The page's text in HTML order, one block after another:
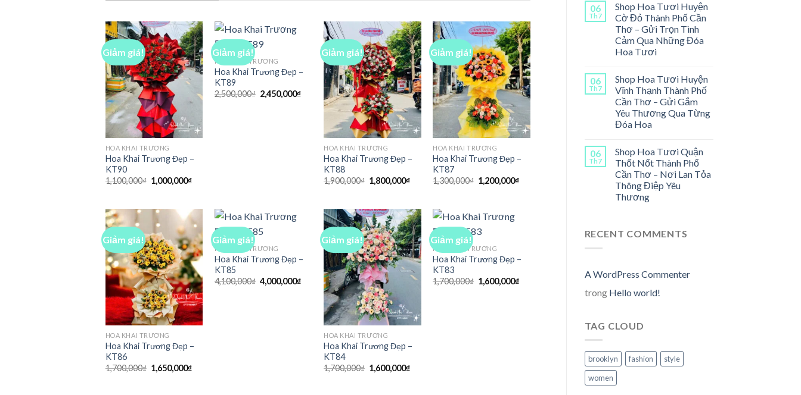
Giảm giá!
HOA KHAI TRƯƠNG
Hoa Khai Trương Đẹp –
KT90
1,100,000₫ Giá
gốc
1,000,000₫Giá
1,000,000₫.
Giảm giá!
HOA KHAI TRƯƠNG
Hoa Khai Trương Đẹp –
KT89
2,500,000₫ Giá
gốc
2,450,000₫Giá
2,450,000₫.
Giảm giá!
HOA KHAI TRƯƠNG
Hoa Khai Trương Đẹp –
KT88
1,900,000₫ Giá
gốc
1,800,000₫Giá
1,800,000₫.
Giảm giá!
HOA KHAI TRƯƠNG
Hoa Khai Trương Đẹp –
KT87
1,300,000₫ Giá
gốc
1,200,000₫Giá
Giảm giá!
HOA KHAI TRƯƠNG
Hoa Khai Trương Đẹp –
KT86
1,700,000₫ Giá
gốc
1,650,000₫Giá
Giảm giá!
HOA KHAI TRƯƠNG
Hoa Khai Trương Đẹp –
KT85
4,100,000₫ Giá
gốc
4,000,000₫Giá
4,000,000₫.
Giảm giá!
HOA KHAI TRƯƠNG
Hoa Khai Trương Đẹp –
KT84
1,700,000₫ Giá
gốc
1,600,000₫Giá
Giảm giá!
HOA KHAI TRƯƠNG
Hoa Khai Trương Đẹp –
KT83
1,700,000₫ Giá
gốc
1,600,000₫Giá
06
Th7
Shop Hoa Tươi Huyện
Cờ Đỏ Thành Phố Cần
Thơ – Gửi Trọn Tình
Cảm Qua Những Đóa
Hoa Tươi
06
Th7
Shop Hoa Tươi Huyện
Vĩnh Thạnh Thành Phố
Cần Thơ – Gửi Gắm
Yêu Thương Qua Từng
Đóa Hoa
06
Th7
Shop Hoa Tươi Quận
Thốt Nốt Thành Phố
Cần Thơ – Nơi Lan Tỏa
Thông Điệp Yêu
Thương
RECENT COMMENTS
A WordPress Commenter
trong Hello world!
TAG CLOUD
brooklyn fashion
style
women